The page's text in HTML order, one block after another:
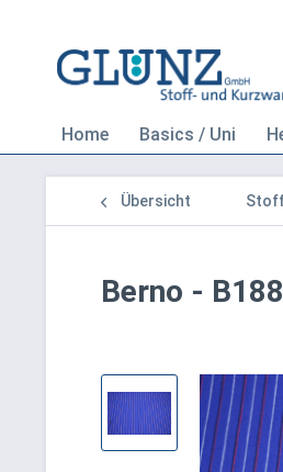
Home Basics / Uni
Übersicht
Berno -